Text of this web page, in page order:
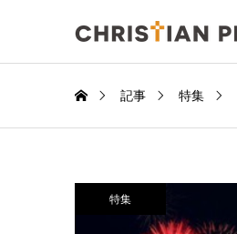
記事 特集
特集